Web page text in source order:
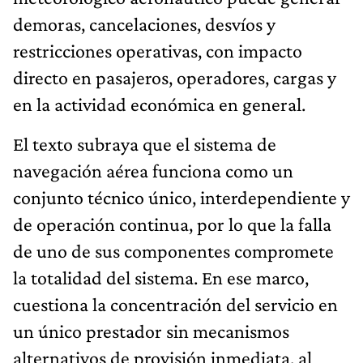
demoras, cancelaciones, desvíos y
restricciones operativas, con impacto
directo en pasajeros, operadores, cargas y
en la actividad económica en general.
El texto subraya que el sistema de
navegación aérea funciona como un
conjunto técnico único, interdependiente y
de operación continua, por lo que la falla
de uno de sus componentes compromete
la totalidad del sistema. En ese marco,
cuestiona la concentración del servicio en
un único prestador sin mecanismos
alternativos de provisión inmediata, al